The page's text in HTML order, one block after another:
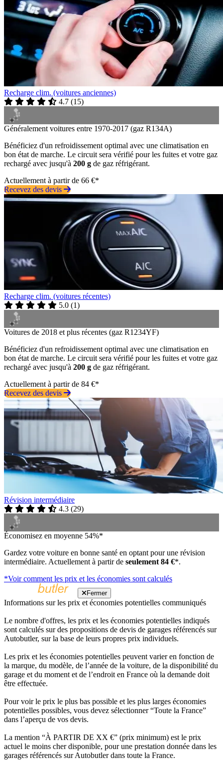
Recharge clim. (voitures anciennes)
4.7 (15)
Généralement voitures entre 1970-2017 (gaz R134A)
Bénéficiez d'un refroidissement optimal avec une climatisation en
bon état de marche. Le circuit sera vérifié pour les fuites et votre gaz
rechargé avec jusqu'à 200 g de gaz réfrigérant.
Actuellement à partir de 66 €*
Recevez des devis
Recharge clim. (voitures récentes)
5.0 (1)
Voitures de 2018 et plus récentes (gaz R1234YF)
Bénéficiez d'un refroidissement optimal avec une climatisation en
bon état de marche. Le circuit sera vérifié pour les fuites et votre gaz
rechargé avec jusqu'à 200 g de gaz réfrigérant.
Actuellement à partir de 84 €*
Recevez des devis
Révision intermédiaire
4.3 (29)
Économisez en moyenne 54%*
Gardez votre voiture en bonne santé en optant pour une révision
intermédiaire. Actuellement à partir de seulement 84 €*.
*Voir comment les prix et les économies sont calculés
Fermer
Informations sur les prix et économies potentielles communiqués
Le nombre d'offres, les prix et les économies potentielles indiqués
sont calculés sur des propositions de devis de garages référencés sur
Autobutler, sur la base de leurs propres prix individuels.
Les prix et les économies potentielles peuvent varier en fonction de
la marque, du modèle, de l’année de la voiture, de la disponibilité du
garage et du moment et de l’endroit en France où la demande doit
être effectuée.
Pour voir le prix le plus bas possible et les plus larges économies
potentielles possibles, vous devez sélectionner “Toute la France”
dans l’aperçu de vos devis.
La mention “À PARTIR DE XX €” (prix minimum) est le prix
actuel le moins cher disponible, pour une prestation donnée dans les
garages référencés sur Autobutler dans toute la France.